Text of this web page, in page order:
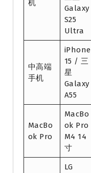
机
Galaxy
S25
Ultra
中高端
手机
iPhone
15 / 三
星
Galaxy
A55
MacBo
ok Pro
MacBo
ok Pro
M4 14
寸
LG